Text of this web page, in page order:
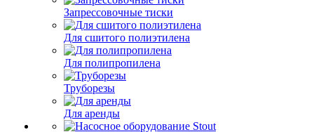
Запрессовочные тиски
Для сшитого полиэтилена
Для полипропилена
Труборезы
Для аренды